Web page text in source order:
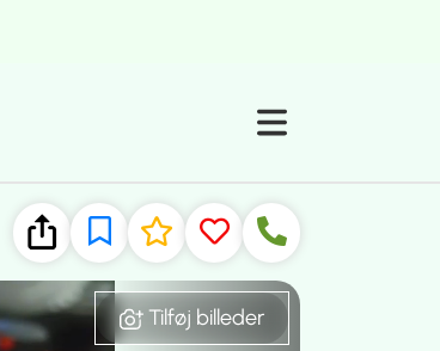
Tilføj billeder